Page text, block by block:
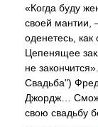
«Когда буду
своей мантии,
оденетесь,
Цепенящее
не
Свадьба")
Джордж…
свою свадьбу